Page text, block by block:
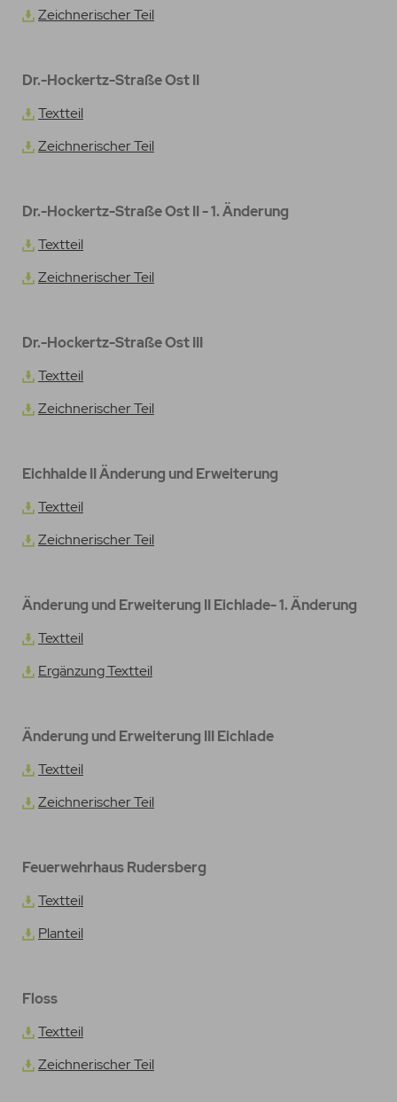
Zeichnerischer Teil
Dr.-Hockertz-Straße Ost II
Textteil
Zeichnerischer Teil
Dr.-Hockertz-Straße Ost II - 1. Änderung
Textteil
Zeichnerischer Teil
Dr.-Hockertz-Straße Ost III
Textteil
Zeichnerischer Teil
Eichhalde II Änderung und Erweiterung
Textteil
Zeichnerischer Teil
Änderung und Erweiterung II Eichlade- 1. Änderung
Textteil
Ergänzung Textteil
Änderung und Erweiterung III Eichlade
Textteil
Zeichnerischer Teil
Feuerwehrhaus Rudersberg
Textteil
Planteil
Floss
Textteil
Zeichnerischer Teil